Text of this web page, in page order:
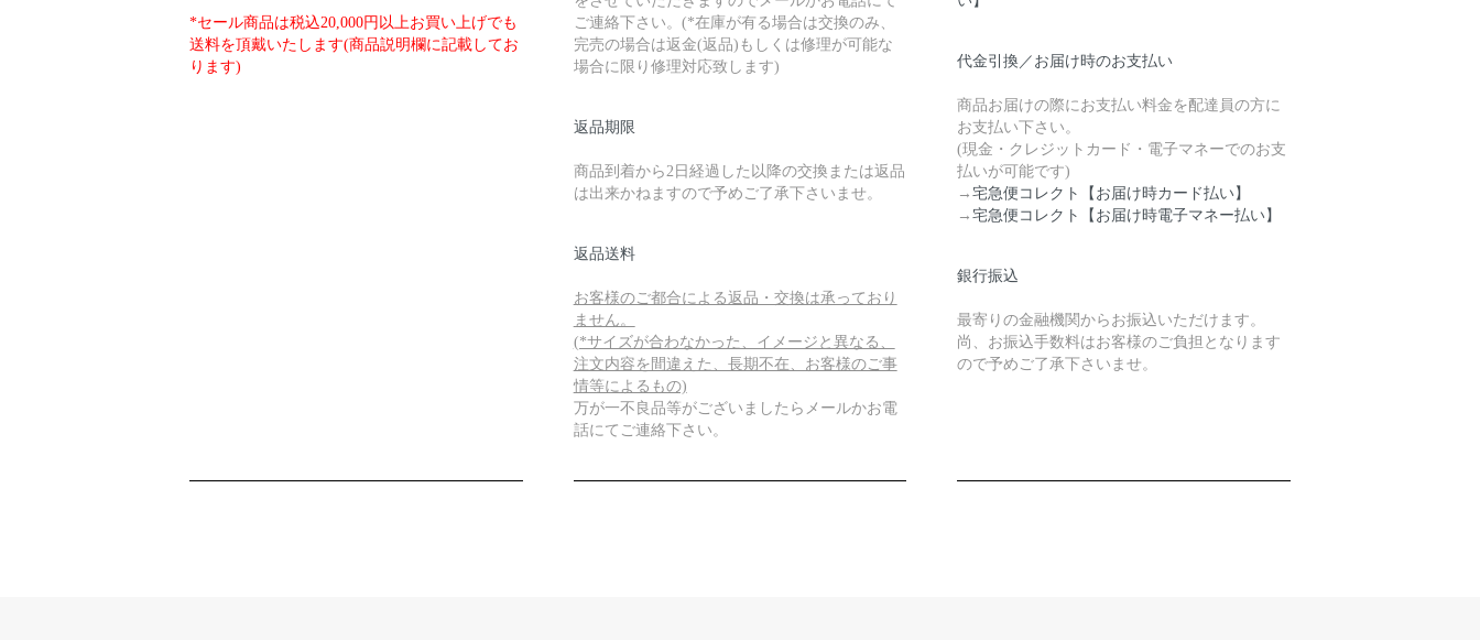
*セール商品は税込20,000円以上お買い上げでも
送料を頂戴いたします(商品説明欄に記載してお
ります)
ご連絡下さい。(*在庫が有る場合は交換のみ、
完売の場合は返金(返品)もしくは修理が可能な
場合に限り修理対応致します)
返品期限
商品到着から2日経過した以降の交換または返品
は出来かねますので予めご了承下さいませ。
返品送料
お客様のご都合による返品・交換は承っており
ません。
(*サイズが合わなかった、イメージと異なる、
注文内容を間違えた、長期不在、お客様のご事
情等によるもの)
万が一不良品等がございましたらメールかお電
話にてご連絡下さい。
代金引換／お届け時のお支払い
商品お届けの際にお支払い料金を配達員の方に
お支払い下さい。
(現金・クレジットカード・電子マネーでのお支
払いが可能です)
→宅急便コレクト【お届け時カード払い】
→宅急便コレクト【お届け時電子マネー払い】
銀行振込
最寄りの金融機関からお振込いただけます。
尚、お振込手数料はお客様のご負担となります
ので予めご了承下さいませ。